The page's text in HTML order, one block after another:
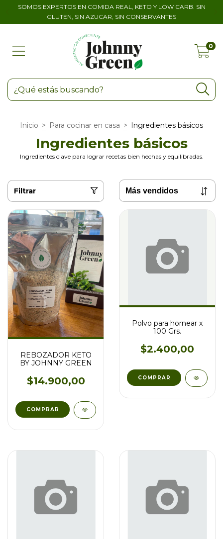
SOMOS EXPERTOS EN COMIDA REAL, KETO Y LOW CARB. SIN
GLUTEN, SIN AZUCAR, SIN CONSERVANTES
0
Inicio > Para cocinar en casa > Ingredientes básicos
Ingredientes básicos
Ingredientes clave para lograr recetas bien hechas y equilibradas.
Filtrar
REBOZADOR KETO
BY JOHNNY GREEN
$14.900,00
Polvo para hornear x
100 Grs.
$2.400,00